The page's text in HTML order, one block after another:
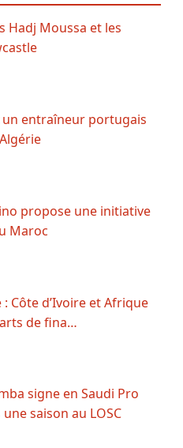
Hadj Moussa et les
un entraîneur portugais
propose une initiative
Maroc
Côte d’Ivoire et Afrique
de fina…
signe en Saudi Pro
saison au LOSC